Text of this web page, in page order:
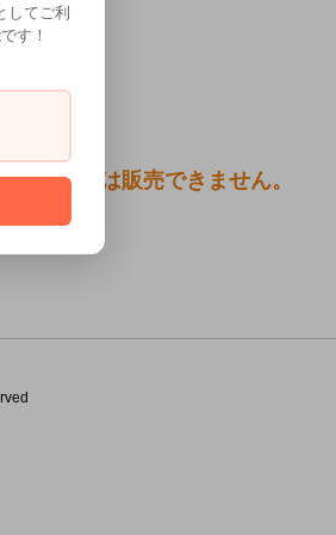
の方には販売できません。
してご利
す！